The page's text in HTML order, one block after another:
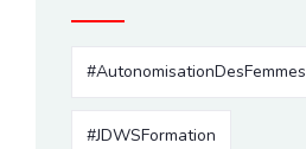
#AutonomisationDesFemmes
#JDWSFormation